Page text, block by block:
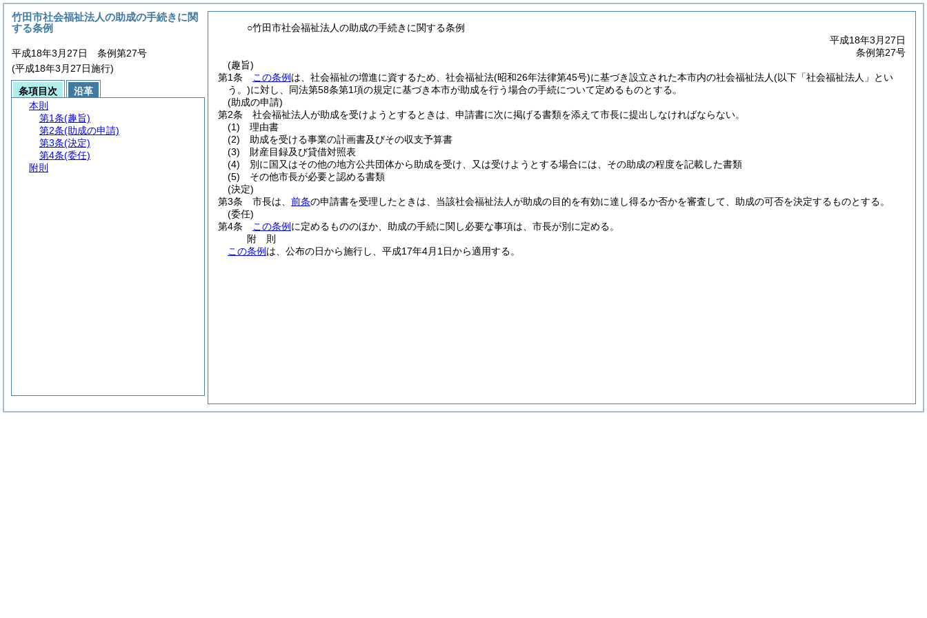
○竹田市社会福祉法人の助成の手続きに関する条例
平成18年3月27日
条例第27号
(趣旨)
第1条
この条例 は、社会福祉の増進に資するため、社会福祉法(昭和26年法律第45号)に基づき設立された本市内の社会福祉法人(以下「社会福祉法人」とい
う。)に対し、同法第58条第1項の規定に基づき本市が助成を行う場合の手続について定めるものとする。
(助成の申請)
第2条
社会福祉法人が助成を受けようとするときは、申請書に次に掲げる書類を添えて市長に提出しなければならない。
(1)
理由書
(2)
助成を受ける事業の計画書及びその収支予算書
(3)
財産目録及び貸借対照表
(4)
別に国又はその他の地方公共団体から助成を受け、又は受けようとする場合には、その助成の程度を記載した書類
(5)
その他市長が必要と認める書類
(決定)
第3条
市長は、 前条の申請書を受理したときは、当該社会福祉法人が助成の目的を有効に達し得るか否かを審査して、助成の可否を決定するものとする。
(委任)
第4条
この条例 に定めるもののほか、助成の手続に関し必要な事項は、市長が別に定める。
附 則
この条例 は、公布の日から施行し、平成17年4月1日から適用する。
竹田市社会福祉法人の助成の手続きに関
する条例
平成18年3月27日 条例第27号
(平成18年3月27日施行)
条項目次
沿革
本則
第1条(趣旨)
第2条(助成の申請)
第3条(決定)
第4条(委任)
附則